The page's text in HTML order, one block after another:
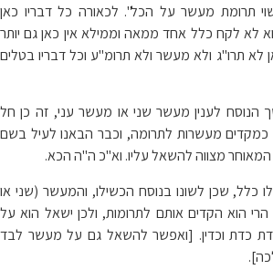
תרומת מעשר על הכל". לכאורה כל דבריו כאן
לא לקח כלל אחד ממאה וממילא אין כאן גם יותר
תרו"ג ולא מעשר ולא תרומ"ע וכל דבריו בטלים
לענין מעשר שני או מעשר עני, זה כן חל
מעשרות לתרומה, וכבר הבאנו לעיל בשם
מצווה להשאל עליו. וא"כ ה"ה הכא.
כלל, שכן לשונו בנוסח הכשילו, והמעשר (שני או
הוא הקדים אותם לתרומות, ולכן ישאל הוא על
כדת וכדין. [ואפשר להשאל גם על מעשר לבד